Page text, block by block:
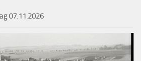
07.11.2026